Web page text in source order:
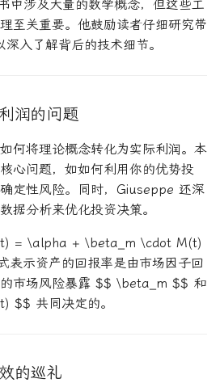
中涉及大量的数学概念，但这些工
至关重要。他鼓励读者仔细研究带
入了解背后的技术细节。
润的问题
何将理论概念转化为实际利润。本
心问题，如如何利用你的优势投
定性风险。同时，Giuseppe 还深
据分析来优化投资决策。
= \alpha + \beta_m \cdot M(t)
示资产的回报率是由市场因子回
市场风险暴露 $$ \beta_m $$ 和
$$ 共同决定的。
的巡礼